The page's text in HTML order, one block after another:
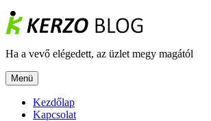
Tartalomhoz
Ha a vevő elégedett, az üzlet megy magától
Menü
Kezdőlap
Kapcsolat